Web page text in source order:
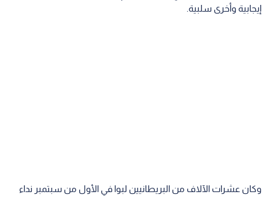
إيجابية وأخرى سلبية.
وكان عشرات الآلاف من البريطانيين لبوا في الأول من سبتمبر نداء